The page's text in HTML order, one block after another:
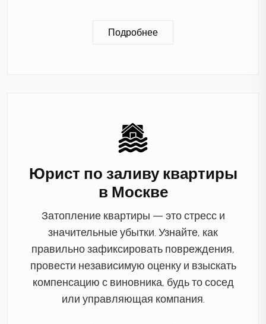
Подробнее
Юрист по заливу квартиры
в Москве
Затопление квартиры — это стресс и
значительные убытки. Узнайте, как
правильно зафиксировать повреждения,
провести независимую оценку и взыскать
компенсацию с виновника, будь то сосед
или управляющая компания.